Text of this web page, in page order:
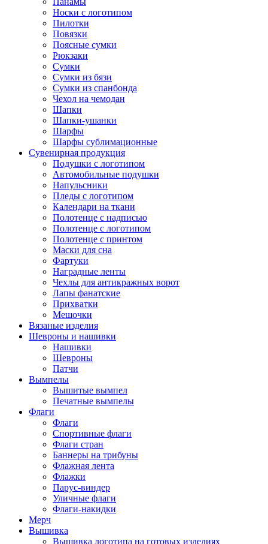
Носки с логотипом
Пилотки
Повязки
Поясные сумки
Рюкзаки
Сумки
Сумки из бязи
Сумки из спанбонда
Чехол на чемодан
Шапки
Шапки-ушанки
Шарфы
Шарфы сублимационные
Сувенирная продукция
Подушки с логотипом
Автомобильные подушки
Напульсники
Пледы с логотипом
Календари на ткани
Полотенце с надписью
Полотенце с логотипом
Полотенце с принтом
Маски для сна
Фартуки
Наградные ленты
Чехлы для антикражных ворот
Лапы фанатские
Прихватки
Мешочки
Вязаные изделия
Шевроны и нашивки
Нашивки
Шевроны
Патчи
Вымпелы
Вышитые вымпел
Печатные вымпелы
Флаги
Флаги
Спортивные флаги
Флаги стран
Баннеры на трибуны
Флажная лента
Флажки
Парус-виндер
Уличные флаги
Флаги-накидки
Мерч
Вышивка
Вышивка логотипа на готовых изделиях